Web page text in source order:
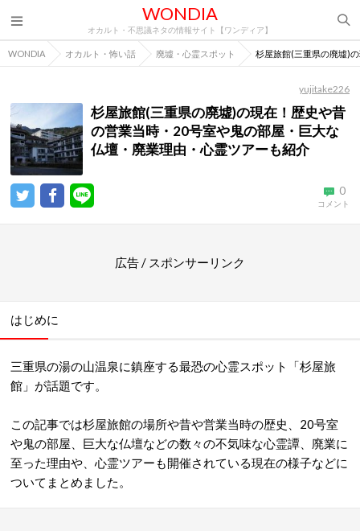
WONDIA
オカルト・不思議ネタの情報サイト【ワンディア】
WONDIA オカルト・怖い話 廃墟・心霊スポット 杉屋旅館(三重県の廃墟)
yujitake226
杉屋旅館(三重県の廃墟)の現在！歴史や昔
の営業当時・20号室や鬼の部屋・巨大な
仏壇・廃業理由・心霊ツアーも紹介
0
コメント
広告 / スポンサーリンク
はじめに
三重県の湯の山温泉に鎮座する最恐の心霊スポット「杉屋旅
館」が話題です。
この記事では杉屋旅館の場所や昔や営業当時の歴史、20号室
や鬼の部屋、巨大な仏壇などの数々の不気味な心霊譚、廃業に
至った理由や、心霊ツアーも開催されている現在の様子などに
ついてまとめました。